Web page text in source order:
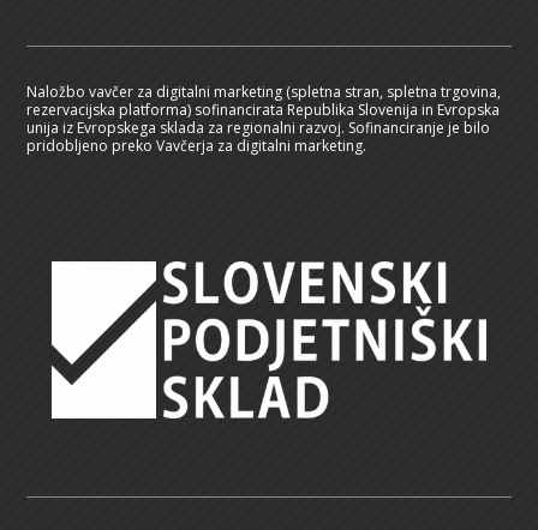
Naložbo vavčer za digitalni marketing (spletna stran, spletna trgovina,
rezervacijska platforma) sofinancirata Republika Slovenija in Evropska
unija iz Evropskega sklada za regionalni razvoj. Sofinanciranje je bilo
pridobljeno preko Vavčerja za digitalni marketing.